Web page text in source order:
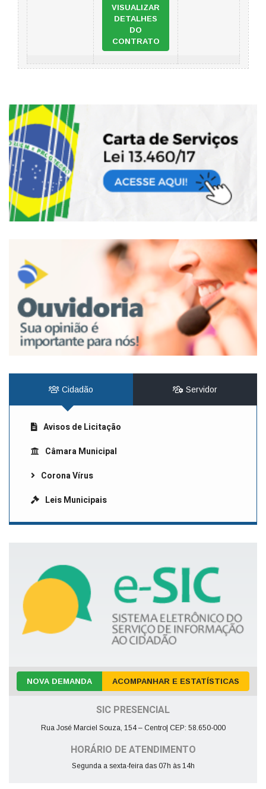
VISUALIZAR
DETALHES
DO
CONTRATO
Cidadão Servidor
Avisos de Licitação
Câmara Municipal
Corona Vírus
Leis Municipais
NOVA DEMANDA ACOMPANHAR E ESTATÍSTICAS
SIC PRESENCIAL
Rua José Marciel Souza, 154 – Centro| CEP: 58.650-000
HORÁRIO DE ATENDIMENTO
Segunda a sexta-feira das 07h às 14h